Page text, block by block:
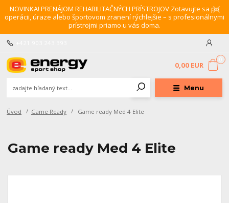
NOVINKA! PRENÁJOM REHABILITAČNÝCH PRÍSTROJOV Zotavujte sa po
operácii, úraze alebo športovom zranení rýchlejšie – s profesionálnymi
prístrojmi priamo u vás doma.
Menu
0,00 EUR
Úvod Game Ready Game ready Med 4 Elite
Game ready Med 4 Elite